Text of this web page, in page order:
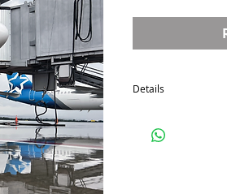
Details
Janvier 2024 à
Format fermé: 8,5 x